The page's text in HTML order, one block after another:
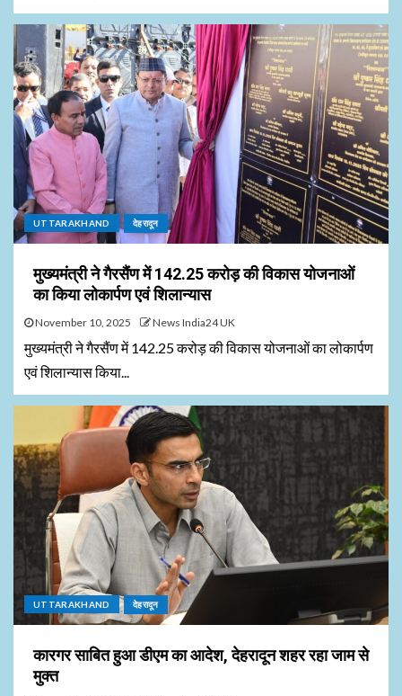
UTTARAKHAND देहरादून
मुख्यमंत्री ने गैरसैंण में 142.25 करोड़ की विकास योजनाओं
का किया लोकार्पण एवं शिलान्यास
November 10, 2025 News India24 UK
मुख्यमंत्री ने गैरसैंण में 142.25 करोड़ की विकास योजनाओं का लोकार्पण
एवं शिलान्यास किया...
UTTARAKHAND देहरादून
कारगर साबित हुआ डीएम का आदेश, देहरादून शहर रहा जाम से
मुक्त